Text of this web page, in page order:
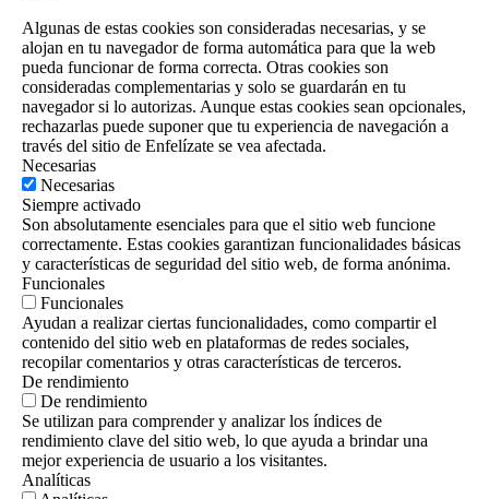
Algunas de estas cookies son consideradas necesarias, y se
alojan en tu navegador de forma automática para que la web
pueda funcionar de forma correcta. Otras cookies son
consideradas complementarias y solo se guardarán en tu
navegador si lo autorizas. Aunque estas cookies sean opcionales,
rechazarlas puede suponer que tu experiencia de navegación a
través del sitio de Enfelízate se vea afectada.
Necesarias
Necesarias
Siempre activado
Son absolutamente esenciales para que el sitio web funcione
correctamente. Estas cookies garantizan funcionalidades básicas
y características de seguridad del sitio web, de forma anónima.
Funcionales
Funcionales
Ayudan a realizar ciertas funcionalidades, como compartir el
contenido del sitio web en plataformas de redes sociales,
recopilar comentarios y otras características de terceros.
De rendimiento
De rendimiento
Se utilizan para comprender y analizar los índices de
rendimiento clave del sitio web, lo que ayuda a brindar una
mejor experiencia de usuario a los visitantes.
Analíticas